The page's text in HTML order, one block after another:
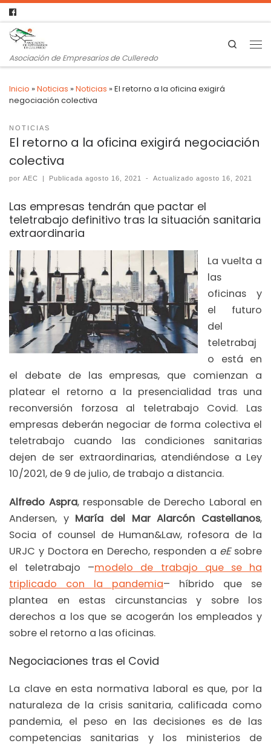
Asociación de Empresarios de Culleredo
Search
Inicio »Noticias »Noticias »El retorno a la oficina exigirá
negociación colectiva
NOTICIAS
El retorno a la oficina exigirá negociación
colectiva
por AEC | Publicadaagosto 16, 2021 - Actualizadoagosto 16, 2021
Las empresas tendrán que pactar el
teletrabajo definitivo tras la situación sanitaria
extraordinaria
La vuelta a
las
oficinas y
el futuro
del
teletrabaj
o está en
el debate de las empresas, que comienzan a
platear el retorno a la presencialidad tras una
reconversión forzosa al teletrabajo Covid. Las
empresas deberán negociar de forma colectiva el
teletrabajo cuando las condiciones sanitarias
dejen de ser extraordinarias, atendiéndose a Ley
10/2021, de 9 de julio, de trabajo a distancia.
Alfredo Aspra, responsable de Derecho Laboral en
Andersen, y María del Mar Alarcón Castellanos,
Socia of counsel de Human&Law, rofesora de la
URJC y Doctora en Derecho, responden a eE sobre
el teletrabajo –modelo de trabajo que se ha
triplicado con la pandemia– híbrido que se
plantea en estas circunstancias y sobre los
derechos a los que se acogerán los empleados y
sobre el retorno a las oficinas.
Negociaciones tras el Covid
La clave en esta normativa laboral es que, por la
naturaleza de la crisis sanitaria, calificada como
pandemia, el peso en las decisiones es de las
competencias sanitarias y los ministerios de